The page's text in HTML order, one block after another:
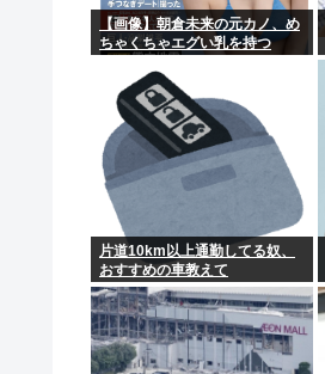
【画像】朝倉未来の元カノ、め
ちゃくちゃエグい乳を持つ
片道10km以上通勤してる奴、
おすすめの車教えて